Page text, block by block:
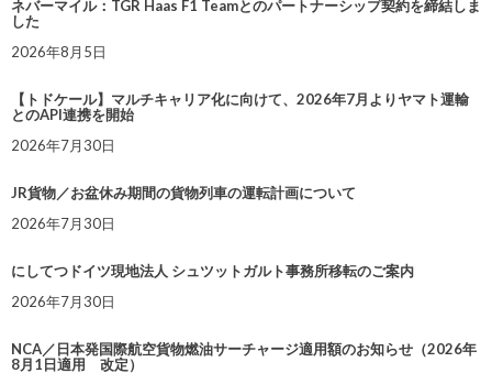
ネバーマイル：TGR Haas F1 Teamとのパートナーシップ契約を締結しま
した
2026年8月5日
【トドケール】マルチキャリア化に向けて、2026年7月よりヤマト運輸
とのAPI連携を開始
2026年7月30日
JR貨物／お盆休み期間の貨物列車の運転計画について
2026年7月30日
にしてつドイツ現地法人 シュツットガルト事務所移転のご案内
2026年7月30日
NCA／日本発国際航空貨物燃油サーチャージ適用額のお知らせ（2026年
8月1日適用 改定）